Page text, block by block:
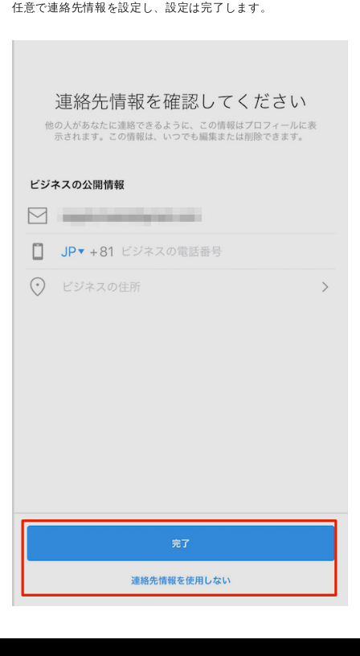
任意で連絡先情報を設定し、設定は完了します。